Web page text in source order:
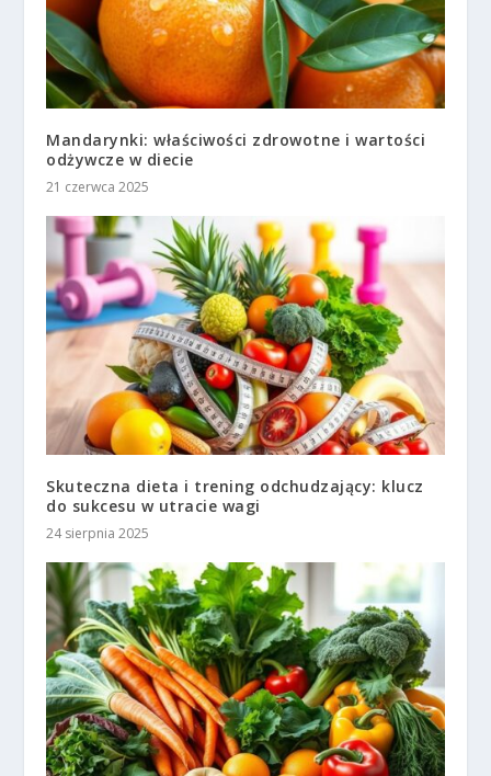
Mandarynki: właściwości zdrowotne i wartości
odżywcze w diecie
21 czerwca 2025
Skuteczna dieta i trening odchudzający: klucz
do sukcesu w utracie wagi
24 sierpnia 2025